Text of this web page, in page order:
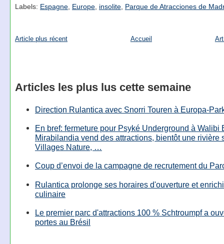
Labels: Espagne, Europe, insolite, Parque de Atracciones de
Article plus récent Accueil
Articles les plus lus cette semaine
Direction Rulantica avec Snorri Touren à Europa-
En bref: fermeture pour Psyké Underground à Walibi
Mirabilandia vend des attractions, bientôt une rivière
Villages Nature, …
Coup d’envoi de la campagne de recrutement du
Rulantica prolonge ses horaires d'ouverture et
culinaire
Le premier parc d'attractions 100 % Schtroumpf a
portes au Brésil